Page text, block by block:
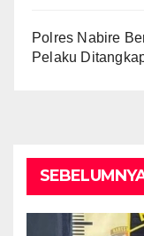
Polres Nabire
Pelaku